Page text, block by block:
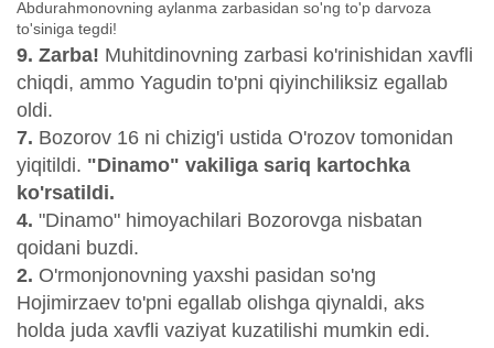
Abdurahmonovning aylanma zarbasidan so'ng to'p darvoza
to'siniga tegdi!
9. Zarba! Muhitdinovning zarbasi ko'rinishidan xavfli
chiqdi, ammo Yagudin to'pni qiyinchiliksiz egallab
oldi.
7. Bozorov 16 ni chizig'i ustida O'rozov tomonidan
yiqitildi. "Dinamo" vakiliga sariq kartochka
ko'rsatildi.
4. "Dinamo" himoyachilari Bozorovga nisbatan
qoidani buzdi.
2. O'rmonjonovning yaxshi pasidan so'ng
Hojimirzaev to'pni egallab olishga qiynaldi, aks
holda juda xavfli vaziyat kuzatilishi mumkin edi.